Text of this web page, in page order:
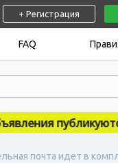
+ Регистрация
FAQ
почта идет в